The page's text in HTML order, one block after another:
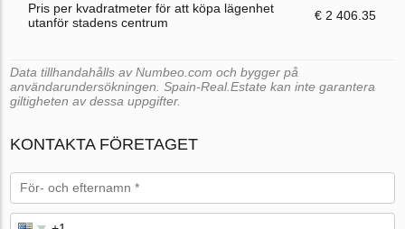
Pris per kvadratmeter för att köpa lägenhet
utanför stadens centrum
€ 2 406.35
Data tillhandahålls av Numbeo.com och bygger på
användarundersökningen. Spain-Real.Estate kan inte garantera
giltigheten av dessa uppgifter.
KONTAKTA FÖRETAGET